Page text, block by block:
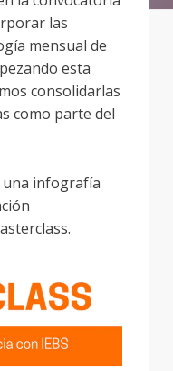
las
mensual de
esta
consolidarlas
como parte del
una infografía